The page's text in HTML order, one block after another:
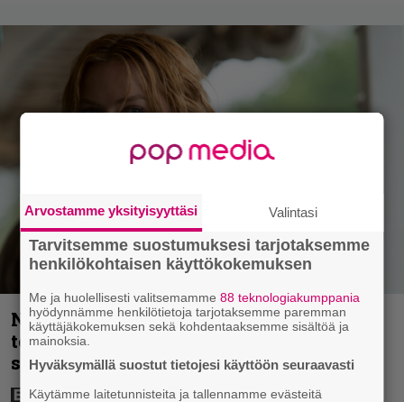
Nyt Netflixissä: 180 miljoonan
toimintaseikkailu – Margot Robbie vei
seksikohtauksen liian pitkälle
Arvostamme yksityisyyttäsi Valintasi
Tarvitsemme suostumuksesi tarjotaksemme
henkilökohtaisen käyttökokemuksen
Me ja huolellisesti valitsemamme88 teknologiakumppania
hyödynnämme henkilötietoja tarjotaksemme paremman
käyttäjäkokemuksen sekä kohdentaaksemme sisältöä ja
mainoksia.
Hyväksymällä suostut tietojesi käyttöön seuraavasti
Käytämme laitetunnisteita ja tallennamme evästeitä